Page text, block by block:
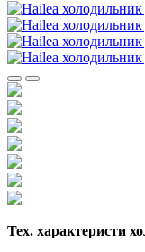
Тех. характеристи